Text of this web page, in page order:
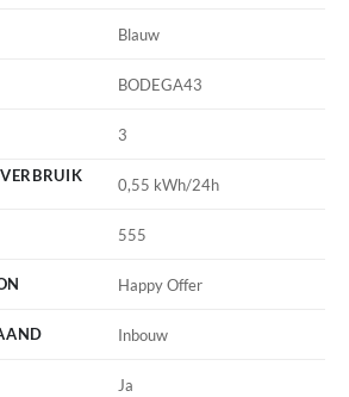
Blauw
BODEGA43
3
0,55 kWh/24h
555
Happy Offer
Inbouw
Ja